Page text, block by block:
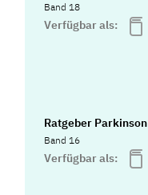
Band 18
Verfügbar als:
Ratgeber Parkinson
Band 16
Verfügbar als: